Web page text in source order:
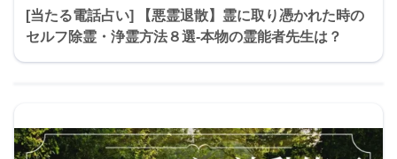
[当たる電話占い] 【悪霊退散】霊に取り憑かれた時の
セルフ除霊・浄霊方法８選-本物の霊能者先生は？